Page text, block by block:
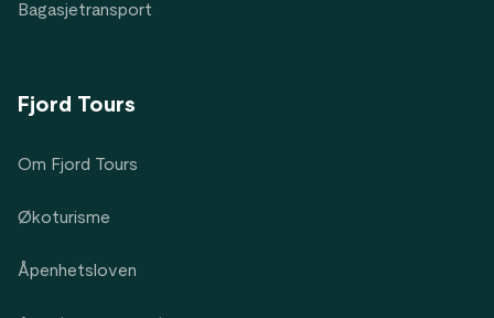
Bagasjetransport
Fjord Tours
Om Fjord Tours
Økoturisme
Åpenhetsloven